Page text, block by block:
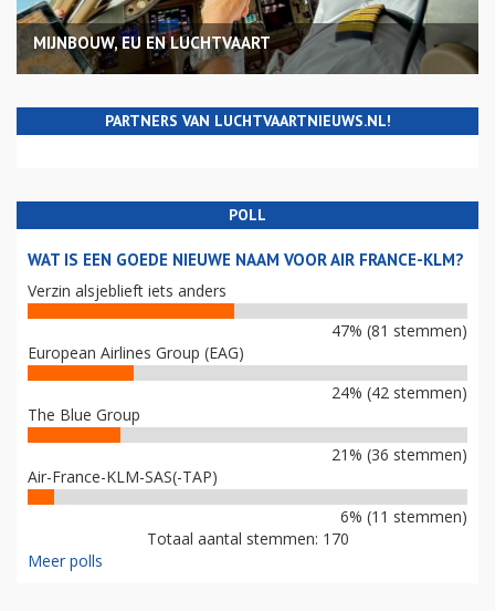
MIJNBOUW, EU EN LUCHTVAART
PARTNERS VAN LUCHTVAARTNIEUWS.NL!
POLL
WAT IS EEN GOEDE NIEUWE NAAM VOOR AIR FRANCE-KLM?
Verzin alsjeblieft iets anders
47% (81 stemmen)
European Airlines Group (EAG)
24% (42 stemmen)
The Blue Group
21% (36 stemmen)
Air-France-KLM-SAS(-TAP)
6% (11 stemmen)
Totaal aantal stemmen: 170
Meer polls